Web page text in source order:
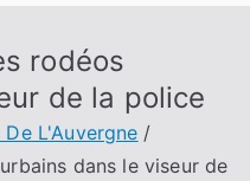
rodéos
de la police
L'Auvergne
dans le viseur de